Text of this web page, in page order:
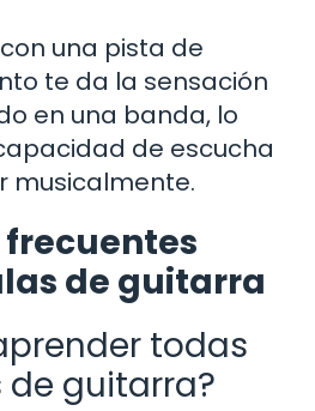
una pista de
te da la sensación
en una banda, lo
de escucha
musicalmente.
de guitarra
todas
de guitarra?